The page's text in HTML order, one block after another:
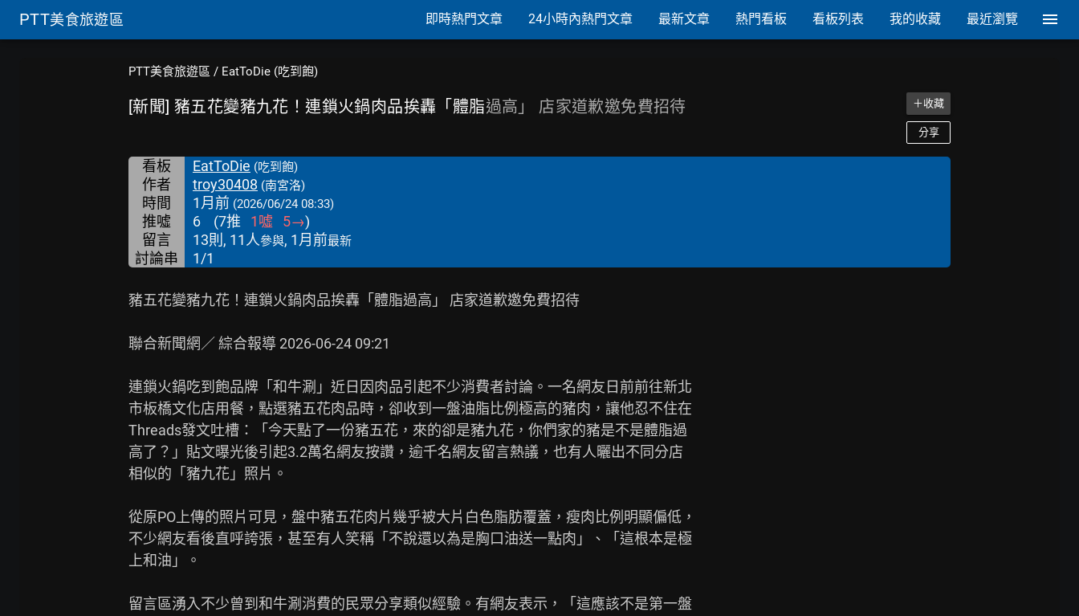
PTT美食旅遊區 即時熱門文章 24小時內熱門文章 最新文章 熱門看板 看板列表 我的收藏 最近瀏覽
PTT美食旅遊區 / EatToDie (吃到飽)
[新聞] 豬五花變豬九花！連鎖火鍋肉品挨轟「體脂過高」 店家道歉邀免費招待 ＋收藏
分享
看板 EatToDie (吃到飽)
作者 troy30408 (南宮洛)
時間 1月前 (2026/06/24 08:33)
推噓 6 (7推 1噓 5→)
留言
13則, 11人參與, 1月前最新
討論串 1/1
豬五花變豬九花！連鎖火鍋肉品挨轟「體脂過高」 店家道歉邀免費招待
聯合新聞網／ 綜合報導 2026-06-24 09:21
連鎖火鍋吃到飽品牌「和牛涮」近日因肉品引起不少消費者討論。一名網友日前前往新北
市板橋文化店用餐，點選豬五花肉品時，卻收到一盤油脂比例極高的豬肉，讓他忍不住在
Threads發文吐槽：「今天點了一份豬五花，來的卻是豬九花，你們家的豬是不是體脂過
高了？」貼文曝光後引起3.2萬名網友按讚，逾千名網友留言熱議，也有人曬出不同分店
相似的「豬九花」照片。
從原PO上傳的照片可見，盤中豬五花肉片幾乎被大片白色脂肪覆蓋，瘦肉比例明顯偏低，
不少網友看後直呼誇張，甚至有人笑稱「不說還以為是胸口油送一點肉」、「這根本是極
上和油」。
留言區湧入不少曾到和牛涮消費的民眾分享類似經驗。有網友表示，「這應該不是第一盤